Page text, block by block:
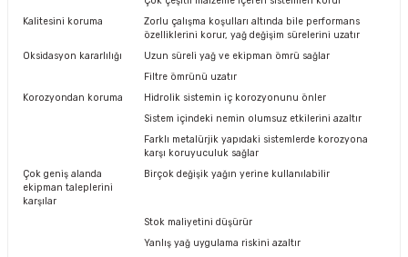
Kalitesini koruma
Zorlu çalışma koşulları altında bile performans
özelliklerini korur, yağ değişim sürelerini uzatır
Oksidasyon kararlılığı
Uzun süreli yağ ve ekipman ömrü sağlar
Filtre ömrünü uzatır
Korozyondan koruma
Hidrolik sistemin iç korozyonunu önler
Sistem içindeki nemin olumsuz etkilerini azaltır
Farklı metalürjik yapıdaki sistemlerde korozyona
karşı koruyuculuk sağlar
Çok geniş alanda
ekipman taleplerini
karşılar
Birçok değişik yağın yerine kullanılabilir
Stok maliyetini düşürür
Yanlış yağ uygulama riskini azaltır